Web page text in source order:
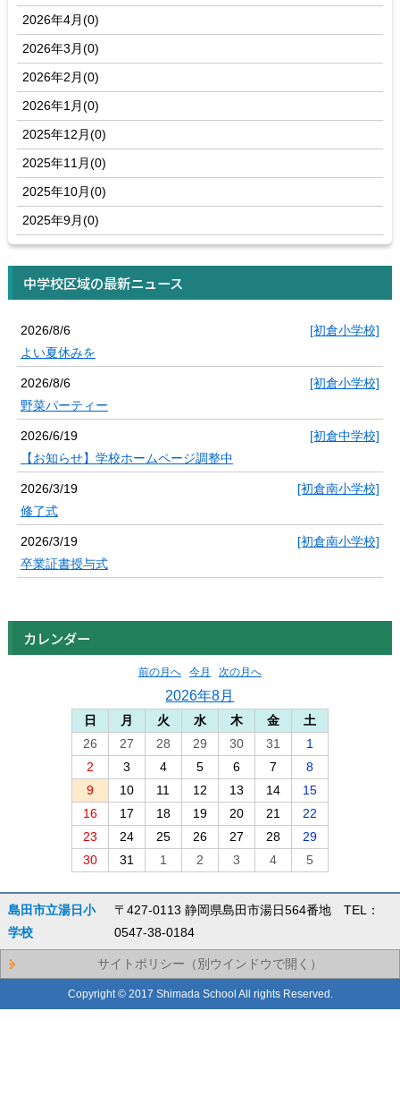
2026年4月(0)
2026年3月(0)
2026年2月(0)
2026年1月(0)
2025年12月(0)
2025年11月(0)
2025年10月(0)
2025年9月(0)
中学校区域の最新ニュース
2026/8/6
[初倉小学校]
よい夏休みを
2026/8/6
[初倉小学校]
野菜パーティー
2026/6/19
[初倉中学校]
【お知らせ】学校ホームページ調整中
2026/3/19
[初倉南小学校]
修了式
2026/3/19
[初倉南小学校]
卒業証書授与式
カレンダー
前の月へ 今月 次の月へ
2026年8月
日 月 火 水 木 金
土
26
27 28 29 30 31
1
2
3 4 5 6 7
8
9
10 11 12 13 14
15
16
17 18 19 20 21
22
23
24 25 26 27 28
29
30
31 1 2 3 4 5
島田市立湯日小
学校
〒427-0113 静岡県島田市湯日564番地 TEL：
0547-38-0184
サイトポリシー（別ウインドウで開く）
Copyright © 2017 Shimada School All rights Reserved.